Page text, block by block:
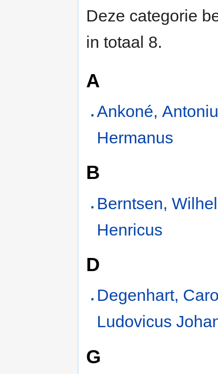
Deze categorie
in totaal 8.
A
Ankoné,
Hermanus
B
Berntsen,
Henricus
D
Degenhart,
Ludovicus
G